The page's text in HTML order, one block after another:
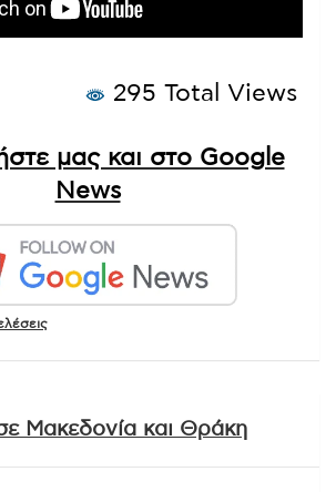
295 Total Views
μας και στο Google
News
Μακεδονία και Θράκη